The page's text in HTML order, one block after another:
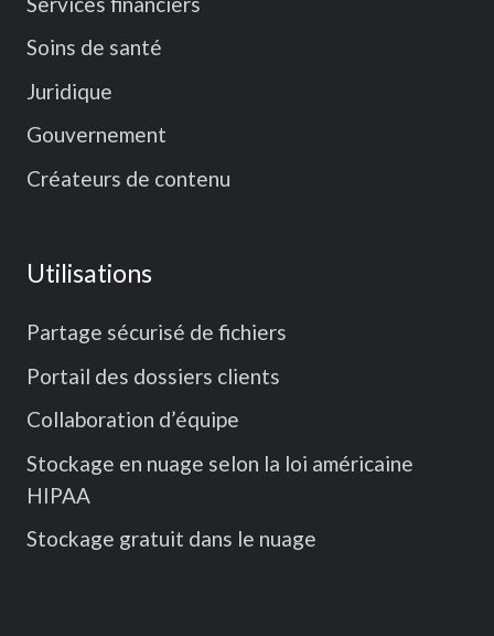
Soins de santé
Juridique
Gouvernement
Créateurs de contenu
Utilisations
Partage sécurisé de fichiers
Portail des dossiers clients
Collaboration d’équipe
Stockage en nuage selon la loi américaine
HIPAA
Stockage gratuit dans le nuage